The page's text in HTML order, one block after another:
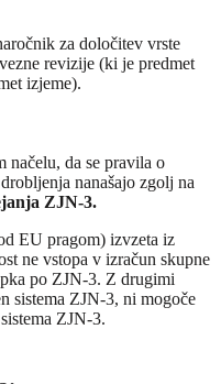
za določitev vrste
revizije (ki je predmet
izjeme).
načelu, da se pravila o
nanašajo zgolj na
ZJN-3.
EU pragom) izvzeta iz
ne vstopa v izračun skupne
po ZJN-3. Z drugimi
sistema ZJN-3, ni mogoče
ZJN-3.